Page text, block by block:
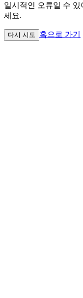
일시적인 오류일 수 있
세요.
다시 시도 홈으로 가기